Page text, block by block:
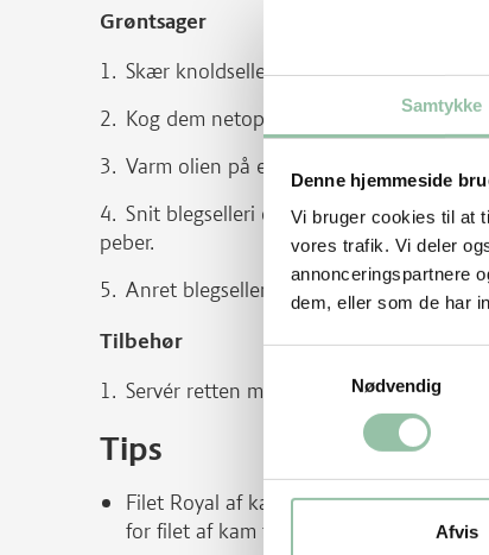
Samtykke
Denne hjemmeside
Vi bruger cookies til at
vores trafik. Vi deler
annonceringspartnere
dem, eller som de har
Nødvendig
Afvis
Grøntsager
Skær knoldsellerien i tykke klodser.
Kog dem netop møre i letsaltet vand og
Varm olien på en pande ved god varme
Snit blegselleri og skalotteløg fint og
peber.
Anret blegselleri og skalotteløg ovenpå
Tilbehør
Servér retten med brød til.
Tips
Filet Royal af kam fra gris, mignon af
for filet af kam fra gris.